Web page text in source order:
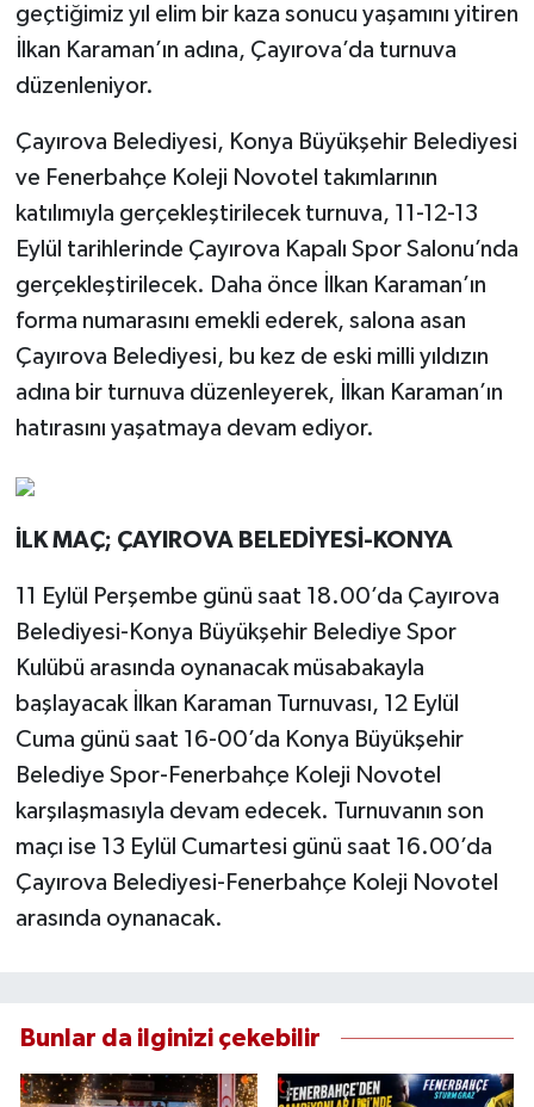
geçtiğimiz yıl elim bir kaza sonucu yaşamını yitiren
İlkan Karaman’ın adına, Çayırova’da turnuva
düzenleniyor.
Çayırova Belediyesi, Konya Büyükşehir Belediyesi
ve Fenerbahçe Koleji Novotel takımlarının
katılımıyla gerçekleştirilecek turnuva, 11-12-13
Eylül tarihlerinde Çayırova Kapalı Spor Salonu’nda
gerçekleştirilecek. Daha önce İlkan Karaman’ın
forma numarasını emekli ederek, salona asan
Çayırova Belediyesi, bu kez de eski milli yıldızın
adına bir turnuva düzenleyerek, İlkan Karaman’ın
hatırasını yaşatmaya devam ediyor.
İLK MAÇ; ÇAYIROVA BELEDİYESİ-KONYA
11 Eylül Perşembe günü saat 18.00’da Çayırova
Belediyesi-Konya Büyükşehir Belediye Spor
Kulübü arasında oynanacak müsabakayla
başlayacak İlkan Karaman Turnuvası, 12 Eylül
Cuma günü saat 16-00’da Konya Büyükşehir
Belediye Spor-Fenerbahçe Koleji Novotel
karşılaşmasıyla devam edecek. Turnuvanın son
maçı ise 13 Eylül Cumartesi günü saat 16.00’da
Çayırova Belediyesi-Fenerbahçe Koleji Novotel
arasında oynanacak.
Bunlar da ilginizi çekebilir